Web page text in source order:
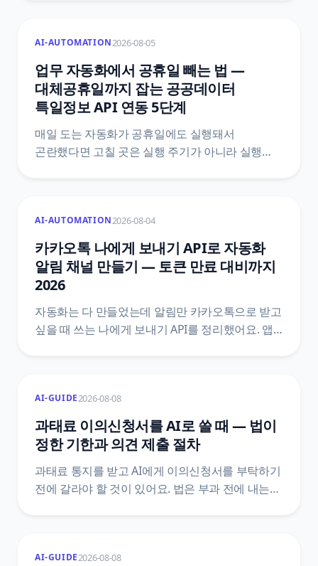
문서에 실제로 적힌 기능 이름과 한도값으로 막는
다섯 가지 방법을 정리했어요.
AI-AUTOMATION2026-08-05
업무 자동화에서 공휴일 빼는 법 —
대체공휴일까지 잡는 공공데이터
특일정보 API 연동 5단계
매일 도는 자동화가 공휴일에도 실행돼서
곤란했다면 고칠 곳은 실행 주기가 아니라 실행
틀리는지, 공식 문서끼리 어긋나는 지점은
어디인지까지 원문을 근거로 정리했어요.
AI-AUTOMATION2026-08-04
카카오톡 나에게 보내기 API로 자동화
알림 채널 만들기 — 토큰 만료 대비까지
2026
자동화는 다 만들었는데 알림만 카카오톡으로 받고
싶을 때 쓰는 나에게 보내기 API를 정리했어요. 앱
설계까지 카카오 공식 문서 기준으로 담았습니다.
AI-GUIDE2026-08-08
과태료 이의신청서를 AI로 쓸 때 — 법이
정한 기한과 의견 제출 절차
과태료 통지를 받고 AI에게 이의신청서를 부탁하기
전에 갈라야 할 것이 있어요. 법은 부과 전에 내는
그다음 절차가 통째로 달라져요.
AI-GUIDE2026-08-08